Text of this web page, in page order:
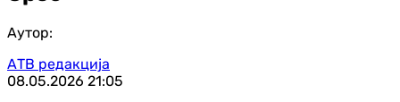
Аутор:
АТВ редакција
08.05.2026 21:05